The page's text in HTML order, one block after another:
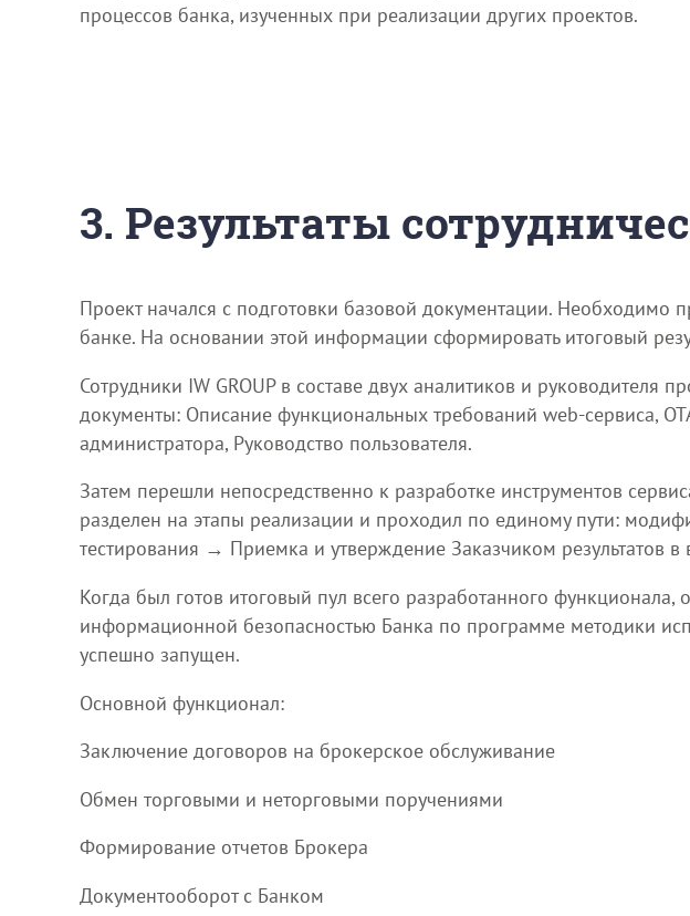
процессов банка, изученных при реализации других проектов.
3. Результаты
Проект начался с подготовки базовой документации. Необходимо
банке. На основании этой информации сформировать итоговый
Сотрудники IW GROUP в составе двух аналитиков и руководителя
документы: Описание функциональных требований web-сервиса,
администратора, Руководство пользователя.
Затем перешли непосредственно к разработке инструментов
разделен на этапы реализации и проходил по единому пути:
тестирования → Приемка и утверждение Заказчиком результатов в
Когда был готов итоговый пул всего разработанного
информационной безопасностью Банка по программе методики
успешно запущен.
Основной функционал:
Заключение договоров на брокерское обслуживание
Обмен торговыми и неторговыми поручениями
Формирование отчетов Брокера
Документооборот с Банком